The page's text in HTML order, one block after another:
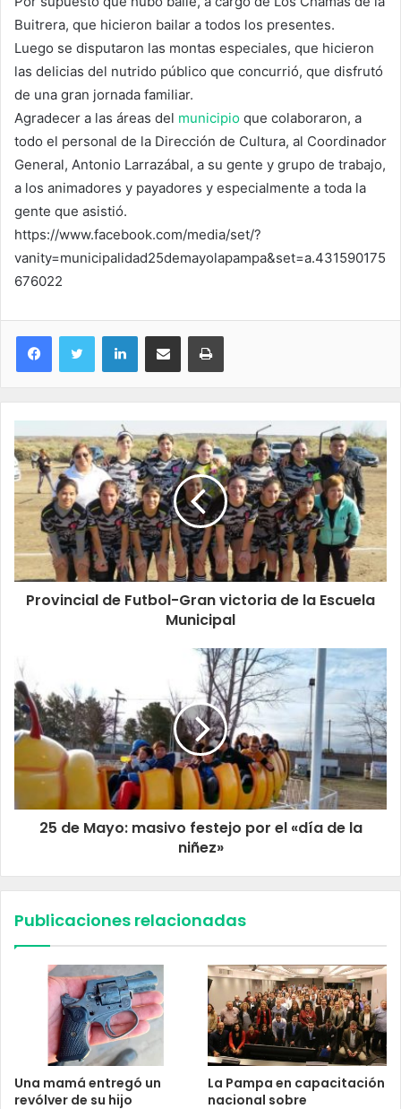
Buitrera, que hicieron bailar a todos los presentes.
Luego se disputaron las montas especiales, que hicieron
las delicias del nutrido público que concurrió, que disfrutó
de una gran jornada familiar.
Agradecer a las áreas del municipio que colaboraron, a
todo el personal de la Dirección de Cultura, al Coordinador
General, Antonio Larrazábal, a su gente y grupo de trabajo,
a los animadores y payadores y especialmente a toda la
gente que asistió.
https://www.facebook.com/media/set/?
vanity=municipalidad25demayolapampa&set=a.431590175
676022
LinkedInCompartir por correo electrónicoImprimir
Provincial de Futbol-Gran victoria de la Escuela
Municipal
25 de Mayo: masivo festejo por el «día de la
niñez»
Publicaciones relacionadas
Una mamá entregó un
revólver de su hijo
La Pampa en capacitación
nacional sobre